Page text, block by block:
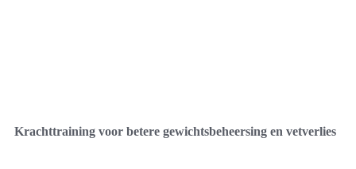
Krachttraining voor betere gewichtsbeheersing en vetverlies